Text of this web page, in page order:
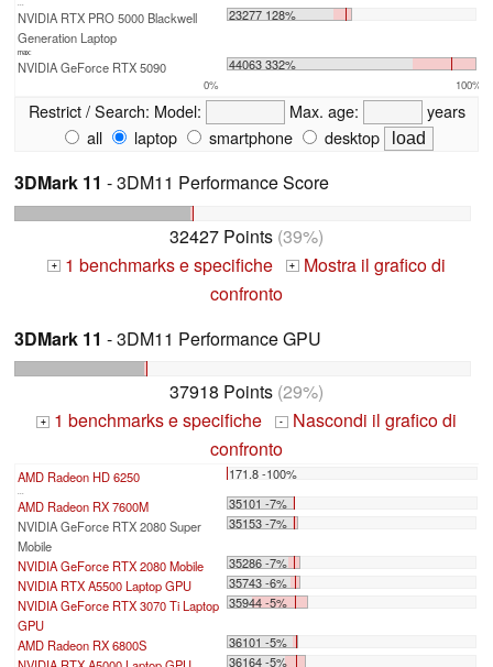
NVIDIA RTX PRO 5000 Blackwell
Generation Laptop
23277 128%
max:
NVIDIA GeForce RTX 5090 44063 332%
0% 100%
Restrict / Search: Model: Max. age:
years
all
laptop smartphone desktop
3DMark 11 - 3DM11 Performance Score
32427 Points (39%)
+ 1 benchmarks e specifiche + Mostra il grafico di
confronto
3DMark 11 - 3DM11 Performance GPU
37918 Points (29%)
+ 1 benchmarks e specifiche - Nascondi il grafico di
confronto
AMD Radeon HD 6250 171.8 -100%
...
AMD Radeon RX 7600M
35101 -7%
NVIDIA GeForce RTX 2080 Super
Mobile
35153 -7%
NVIDIA GeForce RTX 2080 Mobile
35286 -7%
NVIDIA RTX A5500 Laptop GPU
35743 -6%
NVIDIA GeForce RTX 3070 Ti Laptop
GPU
35944 -5%
AMD Radeon RX 6800S
36101 -5%
36164 -5%